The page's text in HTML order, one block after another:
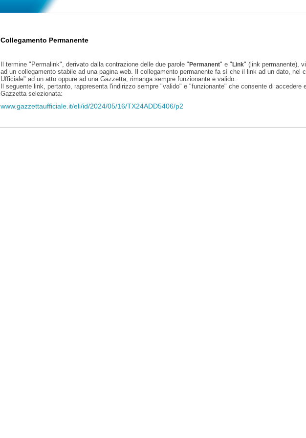
Collegamento Permanente
Il termine "Permalink", derivato dalla contrazione delle due parole "Permanent" e "Link" (link permanente),
ad un collegamento stabile ad una pagina web. Il collegamento permanente fa sì che il link ad un dato, nel
Ufficiale" ad un atto oppure ad una Gazzetta, rimanga sempre funzionante e valido.
Il seguente link, pertanto, rappresenta l'indirizzo sempre "valido" e "funzionante" che consente di accedere
Gazzetta selezionata:
www.gazzettaufficiale.it/eli/id/2024/05/16/TX24ADD5406/p2